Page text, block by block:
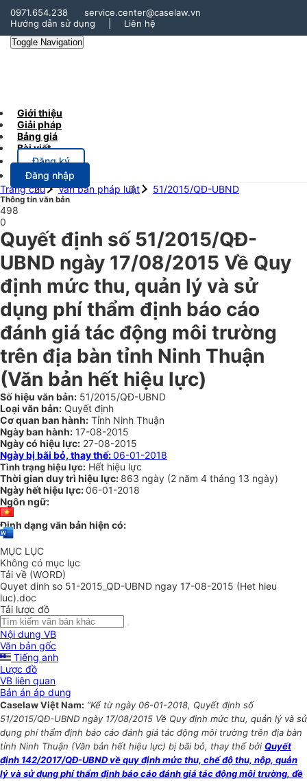
0971.654.238
service.center@caselaw.vn
Hướng dẫn sử dụng
Liên hệ
Toggle Navigation
Giới thiệu
Giải pháp
Bảng giá
Bài viết
Đăng ký
Đăng nhập
Trang chủ
Văn bản pháp luật 51/2015/QĐ-UBND
Thông tin văn bản
498
0
Quyết định số 51/2015/QĐ-
UBND ngày 17/08/2015 Về Quy
định mức thu, quản lý và sử
dụng phí thẩm định báo cáo
đánh giá tác động môi trường
trên địa bàn tỉnh Ninh Thuận
(Văn bản hết hiệu lực)
Số hiệu văn bản: 51/2015/QĐ-UBND
Loại văn bản: Quyết định
Cơ quan ban hành: Tỉnh Ninh Thuận
Ngày ban hành: 17-08-2015
Ngày có hiệu lực: 27-08-2015
Ngày bị bãi bỏ, thay thế:06-01-2018
Tình trạng hiệu lực: Hết hiệu lực
Thời gian duy trì hiệu lực: 863 ngày (2 năm 4 tháng 13 ngày)
Ngày hết hiệu lực:06-01-2018
Ngôn ngữ:
Định dạng văn bản hiện có:
MỤC LỤC
Không có mục lục
Tải về (WORD)
Quyet dinh so 51-2015_QD-UBND ngay 17-08-2015 (Het hieu
luc).doc
Tải lược đồ
Nội dung VB
Văn bản gốc
Tiếng anh
Lược đồ
VB liên quan
Bản án áp dụng
Caselaw Việt Nam: “Kể từ ngày 06-01-2018, Quyết định số
51/2015/QĐ-UBND ngày 17/08/2015 Về Quy định mức thu, quản lý và sử
dụng phí thẩm định báo cáo đánh giá tác động môi trường trên địa bàn
tỉnh Ninh Thuận (Văn bản hết hiệu lực) bị bãi bỏ, thay thế bởi Quyết
định 142/2017/QĐ-UBND về quy định mức thu, chế độ thu, nộp, quản
lý và sử dụng phí thẩm định báo cáo đánh giá tác động môi trường, đề